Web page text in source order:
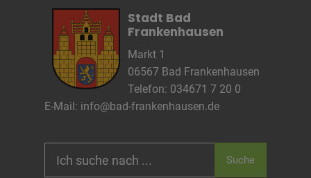
Stadt Bad
Frankenhausen
Markt 1
06567 Bad Frankenhausen
Telefon: 034671 7 20 0
E-Mail: info@bad-frankenhausen.de
for:
Suche
Anbieter
Marketing/Tracking
Cookie Name
Cookie Laufzeit
Zweck
Unbekannt